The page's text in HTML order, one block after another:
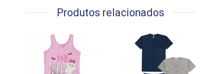
Produtos relacionados